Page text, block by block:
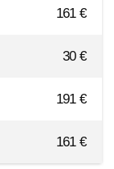
161€
30€
191€
161€